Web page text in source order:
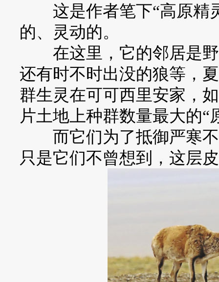
这是作者笔下“高原精
的、灵动的。
在这里，它的邻居是野
还有时不时出没的狼等，
群生灵在可可西里安家，
片土地上种群数量最大的“
而它们为了抵御严寒不
只是它们不曾想到，这层